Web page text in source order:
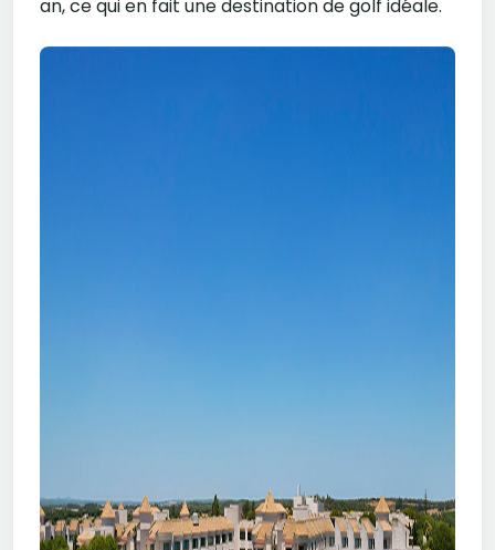
an, ce qui en fait une destination de golf idéale.